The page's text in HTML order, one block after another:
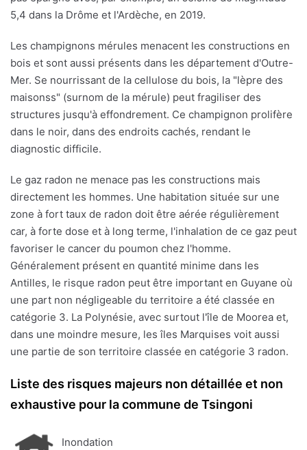
5,4 dans la Drôme et l'Ardèche, en 2019.
Les champignons mérules menacent les constructions en
bois et sont aussi présents dans les département d'Outre-
Mer. Se nourrissant de la cellulose du bois, la "lèpre des
maisonss" (surnom de la mérule) peut fragiliser des
structures jusqu'à effondrement. Ce champignon prolifère
dans le noir, dans des endroits cachés, rendant le
diagnostic difficile.
Le gaz radon ne menace pas les constructions mais
directement les hommes. Une habitation située sur une
zone à fort taux de radon doit être aérée régulièrement
car, à forte dose et à long terme, l'inhalation de ce gaz peut
favoriser le cancer du poumon chez l'homme.
Généralement présent en quantité minime dans les
Antilles, le risque radon peut être important en Guyane où
une part non négligeable du territoire a été classée en
catégorie 3. La Polynésie, avec surtout l'île de Moorea et,
dans une moindre mesure, les îles Marquises voit aussi
une partie de son territoire classée en catégorie 3 radon.
Liste des risques majeurs non détaillée et non
exhaustive pour la commune de Tsingoni
Inondation